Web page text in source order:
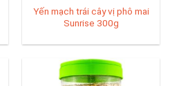
Yến mạch trái cây vị phô mai
Sunrise 300g